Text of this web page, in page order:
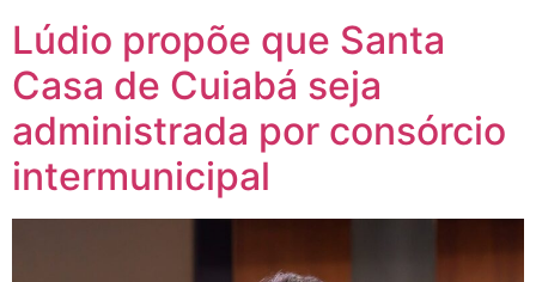
Lúdio propõe que Santa
Casa de Cuiabá seja
administrada por consórcio
intermunicipal